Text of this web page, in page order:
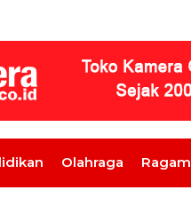
Olahraga Ragam